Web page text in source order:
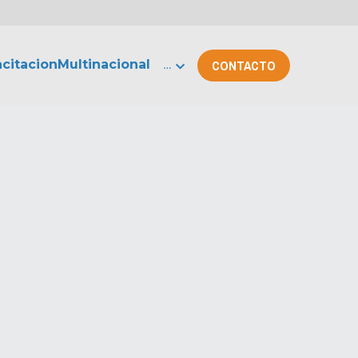
… CONTACTO